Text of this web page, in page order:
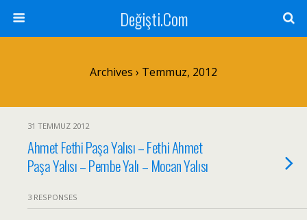
Değişti.Com
Archives › Temmuz, 2012
31 TEMMUZ 2012
Ahmet Fethi Paşa Yalısı – Fethi Ahmet
Paşa Yalısı – Pembe Yalı – Mocan Yalısı
3 RESPONSES